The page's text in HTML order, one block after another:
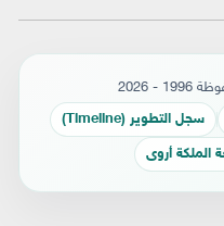
2026
سجل التطوير (Timeline)
الملكة أروى